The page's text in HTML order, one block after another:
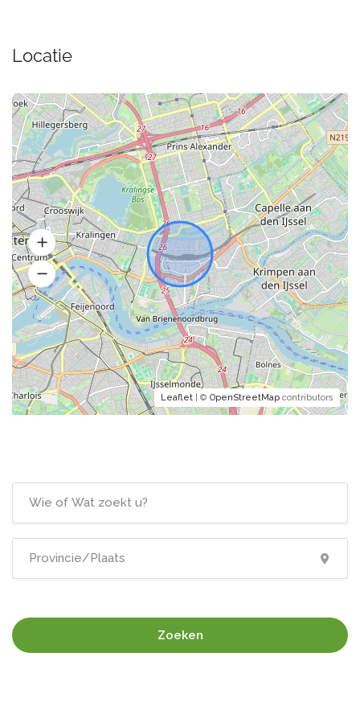
Locatie
Leaflet | © OpenStreetMap contributors
Zoeken